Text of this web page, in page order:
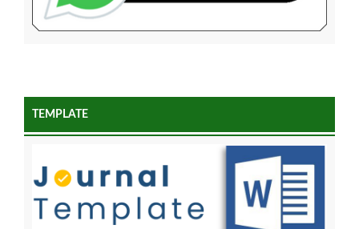
TEMPLATE